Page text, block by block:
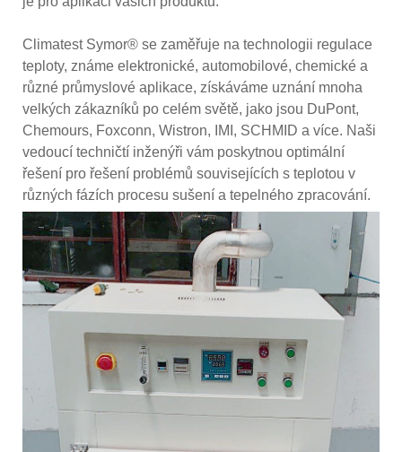
Climatest Symor® se zaměřuje na technologii regulace
teploty, známe elektronické, automobilové, chemické a
různé průmyslové aplikace, získáváme uznání mnoha
velkých zákazníků po celém světě, jako jsou DuPont,
Chemours, Foxconn, Wistron, IMI, SCHMID a více. Naši
vedoucí techničtí inženýři vám poskytnou optimální
řešení pro řešení problémů souvisejících s teplotou v
různých fázích procesu sušení a tepelného zpracování.